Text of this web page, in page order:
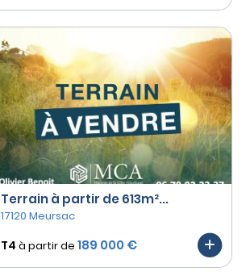
Terrain à partir de 613m²...
17120 Meursac
T4 à partir de 189 000 €